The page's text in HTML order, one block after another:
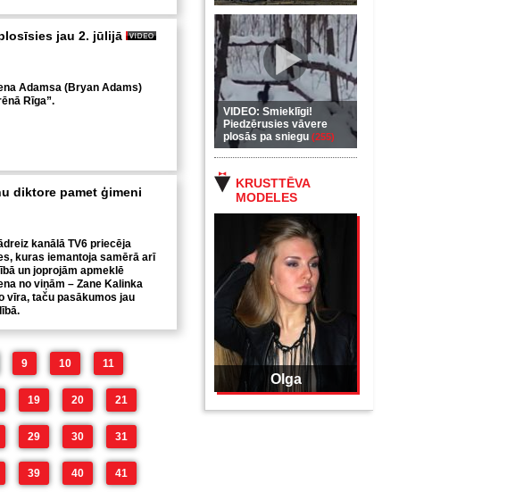
VIDEO: Smieklīgi!
Piedzērusies vāvere
plosās pa sniegu (255)
KRUSTTĒVA
MODELES
Olga
jau 2. jūlijā
Adamsa (Bryan Adams)
Rīga”.
diktore pamet ģimeni
kanālā TV6 priecēja
kuras iemantoja samērā arī
un joprojām apmeklē
no viņām – Zane Kalinka
vīra, taču pasākumos jau
9 10 11
19 20 21
29 30 31
39 40 41